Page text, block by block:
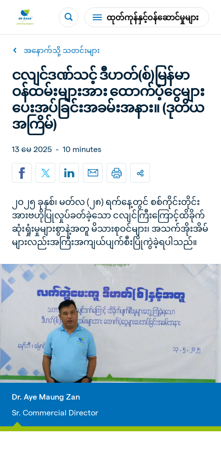
ထုတ်ကုန်နှင့်ဝန်ဆောင်မှုများ
အနောက်သို့ သတင်းများ
ငလျင်ဒဏ်သင့် ဒီဟတ်(စ်)မြန်မာ
ဝန်ထမ်းများအား ထောက်ပံ့ငွေများ
ပေးအပ်ခြင်းအခမ်းအနား။ (ဒုတိယ
အကြိမ်)
13 မေ 2025 - 10 minutes
၂ဝ၂၅ ခုနှစ်၊ မတ်လ (၂၈) ရက်နေ့တွင် စစ်ကိုင်းတိုင်း
အားဗဟိုပြုလှုပ်ခတ်ခဲ့သော ငလျင်ကြီးကြောင့်ထိခိုက်
ဆုံးရှုံးမှုများစွာနဲ့အတူ မိသားစုဝင်များ၊ အသက်အိုးအိမ်
များလည်းအကြီးအကျယ်ပျက်စီးပြိုကွဲခဲ့ရပါသည်။
Dr. Aye Maung Zan
Sr. Commercial Director